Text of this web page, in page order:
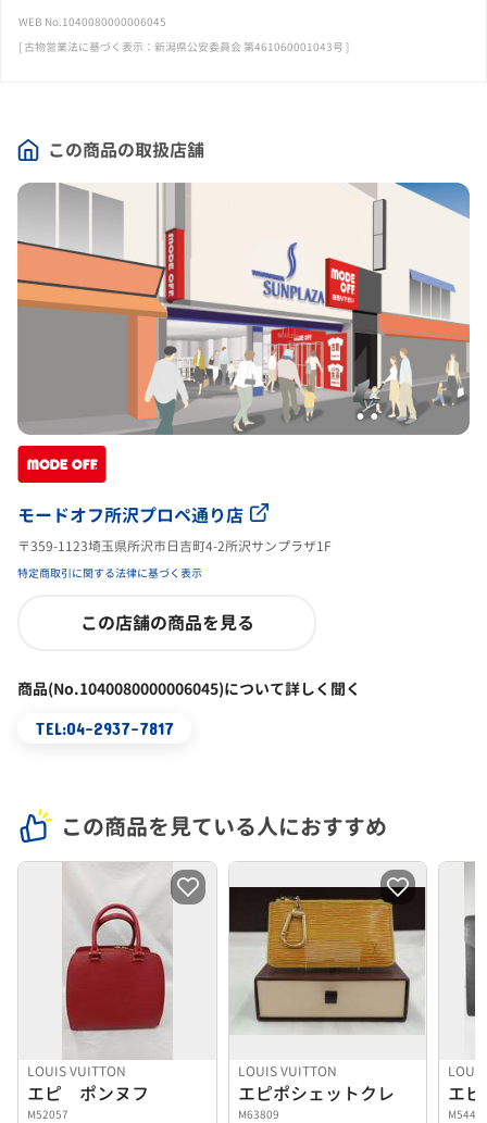
この商品の取扱店舗
モードオフ所沢プロペ通り店
〒359-1123埼玉県所沢市日吉町4-2所沢サンプラザ1F
特定商取引に関する法律に基づく表示
この店舗の商品を見る
商品(No.1040080000006045)について詳しく聞く
TEL:04-2937-7817
WEB No.1040080000006045
[ 古物営業法に基づく表示：新潟県公安委員会 第461060001043号 ]
この商品を見ている人におすすめ
LOUIS VUITTON
エピ ポンヌフ
M52057
LOUIS VUITTON
エピポシェットクレ
M63809 M5442